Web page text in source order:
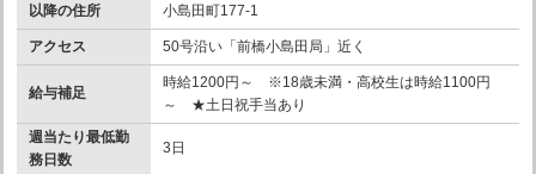
以降の住所 小島田町177-1
アクセス 50号沿い「前橋小島田局」近く
給与補足
時給1200円～ ※18歳未満・高校生は時給1100円
～ ★土日祝手当あり
週当たり最低勤
務日数
3日